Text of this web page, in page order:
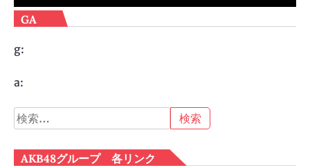
GA
g:
a:
検
索:
AKB48グループ 各リンク